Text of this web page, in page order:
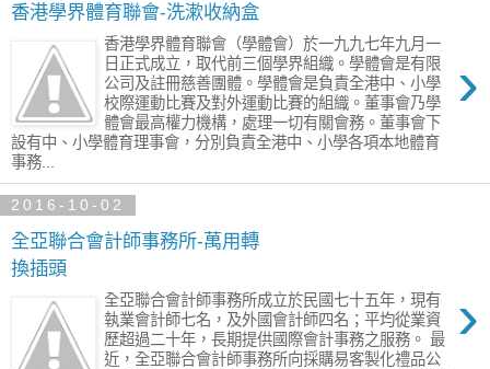
香港學界體育聯會-洗漱收納盒
›
香港學界體育聯會（學體會）於一九九七年九月一
日正式成立，取代前三個學界組織。學體會是有限
公司及註冊慈善團體。學體會是負責全港中、小學
校際運動比賽及對外運動比賽的組織。董事會乃學
體會最高權力機構，處理一切有關會務。董事會下
設有中、小學體育理事會，分別負責全港中、小學各項本地體育
事務...
2016-10-02
全亞聯合會計師事務所-萬用轉
換插頭
›
全亞聯合會計師事務所成立於民國七十五年，現有
執業會計師七名，及外國會計師四名；平均從業資
歷超過二十年，長期提供國際會計事務之服務。 最
近，全亞聯合會計師事務所向採購易客製化禮品公